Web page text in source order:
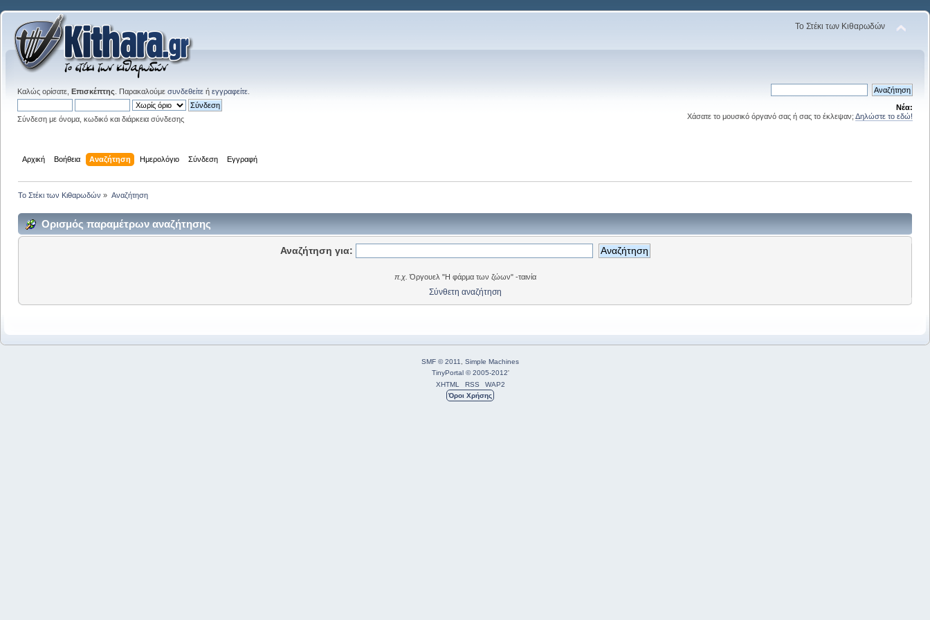
Το Στέκι των Κιθαρωδών
Καλώς ορίσατε, Επισκέπτης . Παρακαλούμε συνδεθείτε ή εγγραφείτε
Σύνδεση με όνομα, κωδικό και διάρκεια σύνδεσης
Νέα:
Χάσατε το μουσικό όργανό σας ή σας το έκλεψαν; Δηλώστε το εδώ!
Αρχική Βοήθεια Αναζήτηση Ημερολόγιο Σύνδεση Εγγραφή
Το Στέκι των Κιθαρωδών » Αναζήτηση
Ορισμός παραμέτρων αναζήτησης
Αναζήτηση για:
π.χ. Όργουελ "Η φάρμα των ζώων" -ταινία
Σύνθετη αναζήτηση
SMF © 2011, Simple Machines
TinyPortal © 2005-2012'
XHTML
RSS
WAP2
Όροι Χρήσης